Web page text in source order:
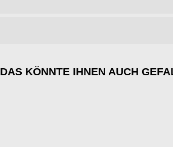
DAS KÖNNTE IHNEN AUCH